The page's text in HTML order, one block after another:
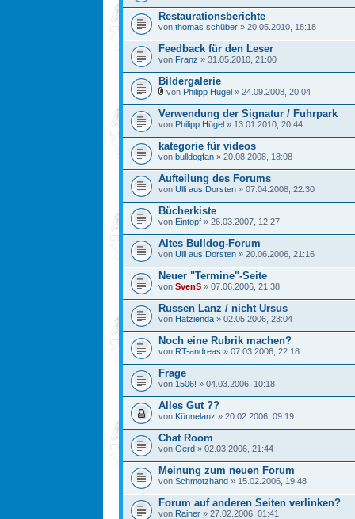
Restaurationsberichte
von thomas schüber » 20.05.2010, 18:18
Feedback für den Leser
von Franz » 31.05.2010, 21:00
Bildergalerie
von Philipp Hügel » 24.09.2008, 20:04
Verwendung der Signatur / Fuhrpark
von Philipp Hügel » 13.01.2010, 20:44
kategorie für videos
von bulldogfan » 20.08.2008, 18:08
Aufteilung des Forums
von Ulli aus Dorsten » 07.04.2008, 22:30
Bücherkiste
von Eintopf » 26.03.2007, 12:27
Altes Bulldog-Forum
von Ulli aus Dorsten » 20.06.2006, 21:16
Neuer "Termine"-Seite
von SvenS » 07.06.2006, 21:38
Russen Lanz / nicht Ursus
von Hatzienda » 02.05.2006, 23:04
Noch eine Rubrik machen?
von RT-andreas » 07.03.2006, 22:18
Frage
von 1506! » 04.03.2006, 10:18
Alles Gut ??
von Künnelanz » 20.02.2006, 09:19
Chat Room
von Gerd » 02.03.2006, 21:44
Meinung zum neuen Forum
von Schmotzhand » 15.02.2006, 19:48
Forum auf anderen Seiten verlinken?
von Rainer » 27.02.2006, 01:41